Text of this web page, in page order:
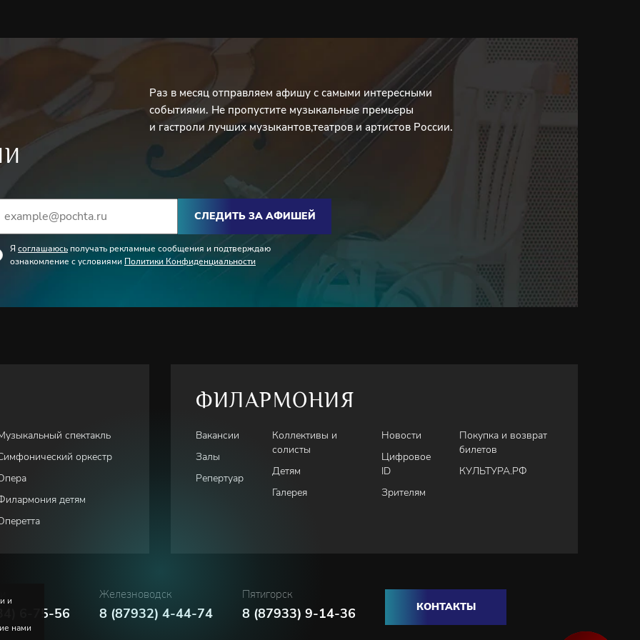
Раз в месяц отправляем афишу с самыми интересными
событиями. Не пропустите музыкальные премьеры
и гастроли лучших музыкантов,театров и артистов России.
СЛЕДИТЬ ЗА АФИШЕЙ
Я соглашаюсь получать рекламные сообщения и подтверждаю
ознакомление с условиями Политики Конфиденциальности
спектакль
оркестр
детям
ФИЛАРМОНИЯ
Вакансии
Залы
Репертуар
Коллективы и
солисты
Детям
Галерея
Новости
Цифровое
ID
Зрителям
Покупка и возврат
билетов
КУЛЬТУРА.РФ
6-75-56
Железноводск
8 (87932) 4-44-74
Пятигорск
8 (87933) 9-14-36 КОНТАКТЫ
и
нами